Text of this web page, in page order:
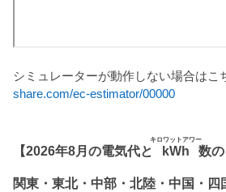
シミュレーターが動作しない場合は
share.com/ec-estimator/00000
【2026年8月の電気代と kWh
キロワットアワー
数の
関東・東北・中部・北陸・中国・四